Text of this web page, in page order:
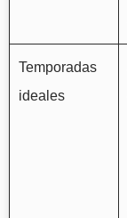
Temporadas
ideales